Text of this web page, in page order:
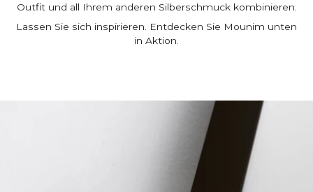
Outfit und all Ihrem anderen Silberschmuck kombinieren.
Lassen Sie sich inspirieren. Entdecken Sie Mounim unten
in Aktion.